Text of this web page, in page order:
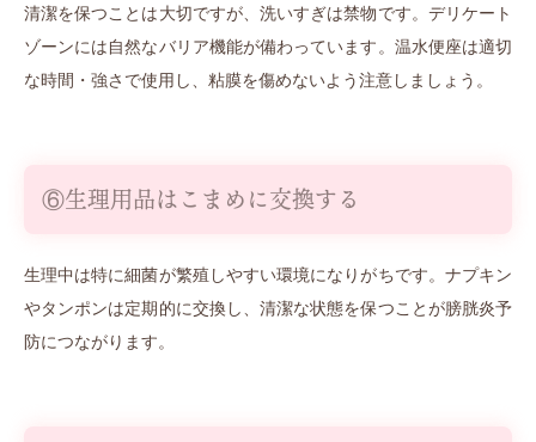
清潔を保つことは大切ですが、洗いすぎは禁物です。デリケート
ゾーンには自然なバリア機能が備わっています。温水便座は適切
な時間・強さで使用し、粘膜を傷めないよう注意しましょう。
⑥生理用品はこまめに交換する
生理中は特に細菌が繁殖しやすい環境になりがちです。ナプキン
やタンポンは定期的に交換し、清潔な状態を保つことが膀胱炎予
防につながります。